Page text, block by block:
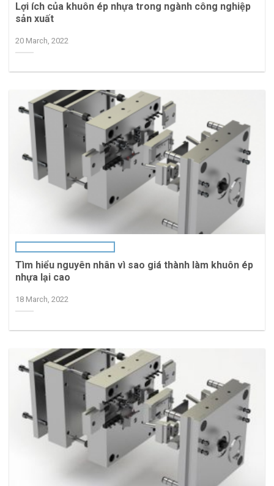
Lợi ích của khuôn ép nhựa trong ngành công nghiệp
sản xuất
20 March, 2022
Tìm hiểu nguyên nhân vì sao giá thành làm khuôn ép
nhựa lại cao
18 March, 2022